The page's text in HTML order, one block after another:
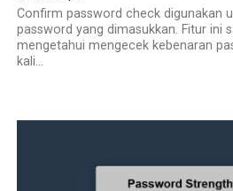
Confirm password check digunakan
password yang dimasukkan. Fitur ini
mengetahui mengecek kebenaran
kali...